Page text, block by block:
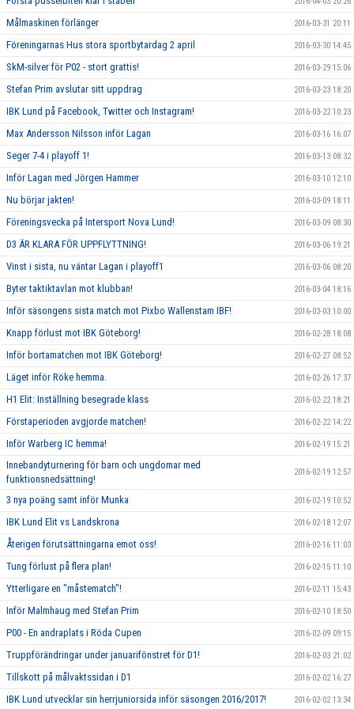
Målmaskinen förlänger 2016-03-31 20:11
Föreningarnas Hus stora sportbytardag 2 april 2016-03-30 14:45
SkM-silver för P02 - stort grattis! 2016-03-29 15:06
Stefan Prim avslutar sitt uppdrag 2016-03-23 18:20
IBK Lund på Facebook, Twitter och Instagram! 2016-03-22 10:23
Max Andersson Nilsson inför Lagan 2016-03-16 16:07
Seger 7-4 i playoff 1! 2016-03-13 08:32
Inför Lagan med Jörgen Hammer 2016-03-10 12:10
Nu börjar jakten! 2016-03-09 18:11
Föreningsvecka på Intersport Nova Lund! 2016-03-09 08:30
D3 ÄR KLARA FÖR UPPFLYTTNING! 2016-03-06 19:21
Vinst i sista, nu väntar Lagan i playoff1 2016-03-06 08:20
Byter taktiktavlan mot klubban! 2016-03-04 18:16
Inför säsongens sista match mot Pixbo Wallenstam IBF! 2016-03-03 10:00
Knapp förlust mot IBK Göteborg! 2016-02-28 18:08
Inför bortamatchen mot IBK Göteborg! 2016-02-27 08:52
Läget inför Röke hemma. 2016-02-26 17:37
H1 Elit: Inställning besegrade klass 2016-02-22 18:21
Förstaperioden avgjorde matchen! 2016-02-22 14:22
Inför Warberg IC hemma! 2016-02-19 15:21
Innebandyturnering för barn och ungdomar med
funktionsnedsättning!
2016-02-19 12:57
3 nya poäng samt inför Munka 2016-02-19 10:52
IBK Lund Elit vs Landskrona 2016-02-18 12:07
Återigen förutsättningarna emot oss! 2016-02-16 11:03
Tung förlust på flera plan! 2016-02-15 11:10
Ytterligare en "måstematch"! 2016-02-11 15:43
Inför Malmhaug med Stefan Prim 2016-02-10 18:50
P00 - En andraplats i Röda Cupen 2016-02-09 09:15
Truppförändringar under januarifönstret för D1! 2016-02-03 21:02
Tillskott på målvaktssidan i D1 2016-02-02 16:27
IBK Lund utvecklar sin herrjuniorsida inför säsongen 2016/2017! 2016-02-02 13:34